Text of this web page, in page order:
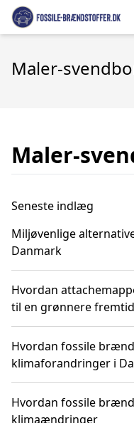
Maler-
Maler-
Seneste indlæg
Miljøvenlige
Danmark
Hvordan
til en grønnere fremtid
Hvordan fossile
klimaforandringer i
Hvordan fossile
klimaændringer